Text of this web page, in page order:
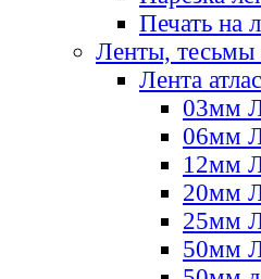
Печать на
Ленты,
Лента
03мм
06мм
12мм
20мм
25мм
50мм